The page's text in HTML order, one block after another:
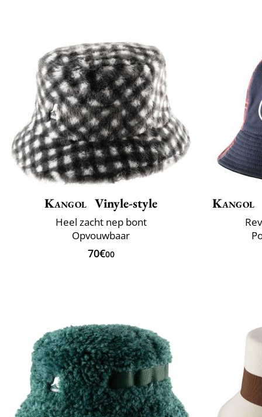
Kangol Vinyle-style
Heel zacht nep bont
Opvouwbaar
70€00
Kangol